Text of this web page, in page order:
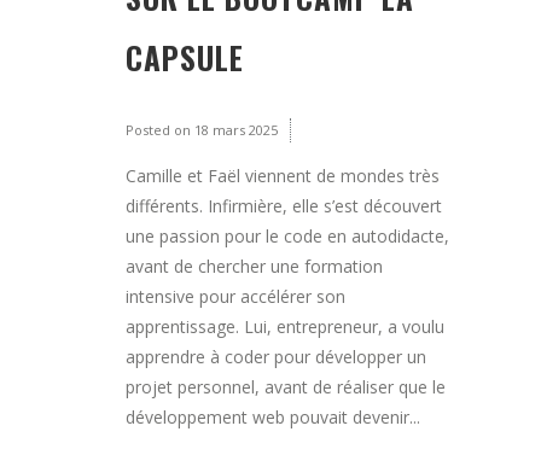
CAPSULE
Posted on 18 mars 2025
Camille et Faël viennent de mondes très
différents. Infirmière, elle s’est découvert
une passion pour le code en autodidacte,
avant de chercher une formation
intensive pour accélérer son
apprentissage. Lui, entrepreneur, a voulu
apprendre à coder pour développer un
projet personnel, avant de réaliser que le
développement web pouvait devenir...